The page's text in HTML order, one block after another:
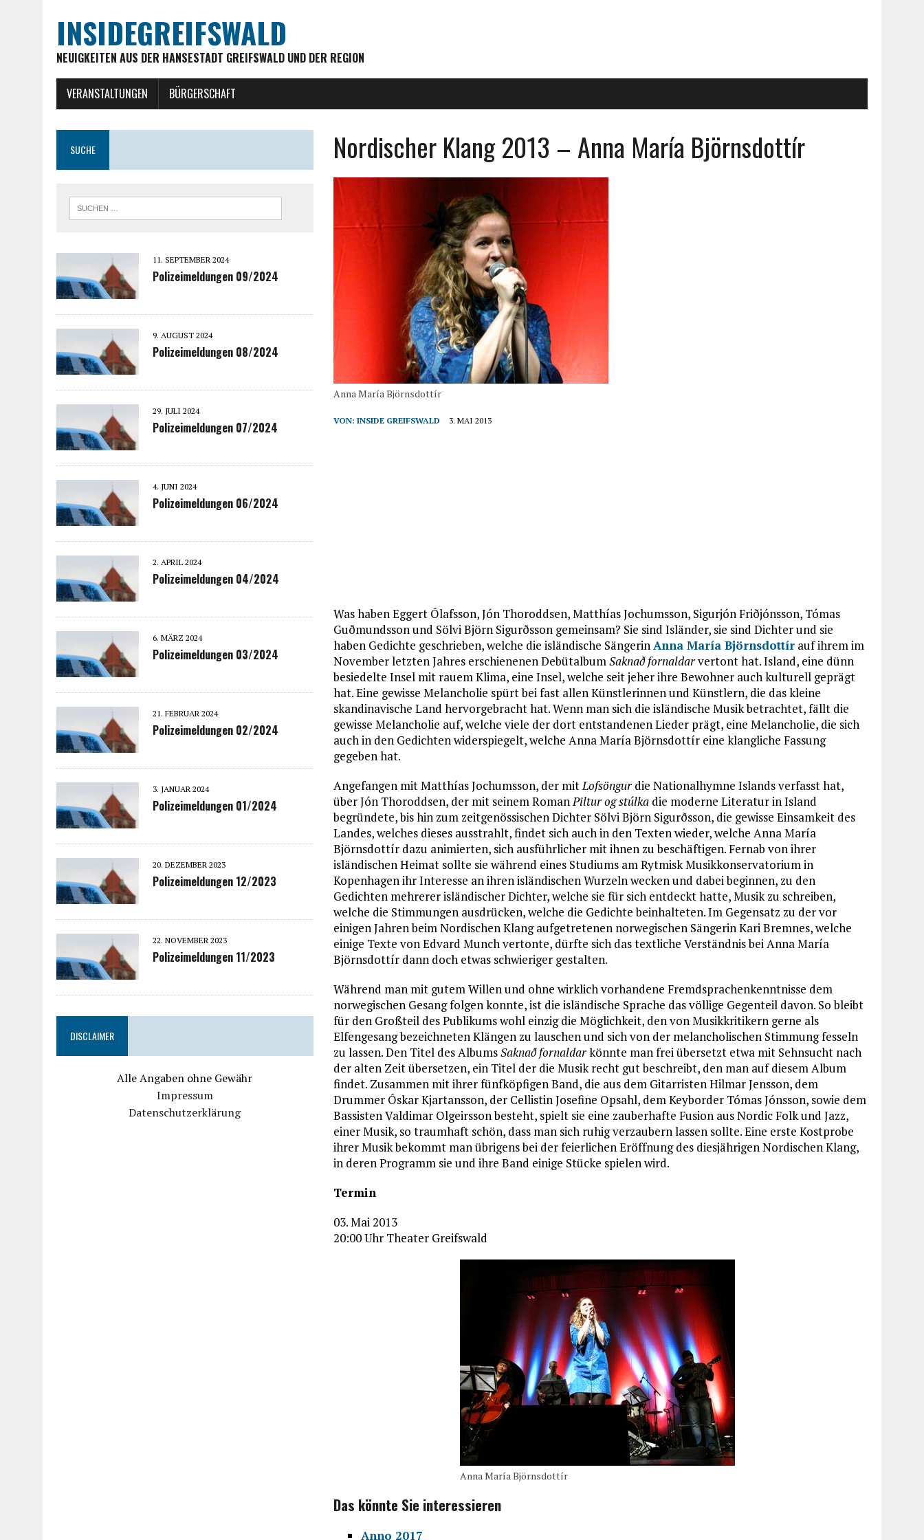
INSIDEGREIFSWALD
NEUIGKEITEN AUS DER HANSESTADT GREIFSWALD UND DER REGION
VERANSTALTUNGEN BÜRGERSCHAFT
Nordischer Klang 2013 – Anna María Björnsdottír
Anna María Björnsdottír
VON:INSIDE GREIFSWALD 3. MAI 2013
Was haben Eggert Ólafsson, Jón Thoroddsen, Matthías Jochumsson, Sigurjón Friðjónsson, Tómas
Guðmundsson und Sölvi Björn Sigurðsson gemeinsam? Sie sind Isländer, sie sind Dichter und sie
haben Gedichte geschrieben, welche die isländische SängerinAnna María Björnsdottír auf ihrem im
November letzten Jahres erschienenen DebütalbumSaknað fornaldarvertont hat. Island, eine dünn
besiedelte Insel mit rauem Klima, eine Insel, welche seit jeher ihre Bewohner auch kulturell geprägt
hat. Eine gewisse Melancholie spürt bei fast allen Künstlerinnen und Künstlern, die das kleine
skandinavische Land hervorgebracht hat. Wenn man sich die isländische Musik betrachtet, fällt die
gewisse Melancholie auf, welche viele der dort entstandenen Lieder prägt, eine Melancholie, die sich
auch in den Gedichten widerspiegelt, welche Anna María Björnsdottír eine klangliche Fassung
gegeben hat.
Angefangen mit Matthías Jochumsson, der mitLofsöngur die Nationalhymne Islands verfasst hat,
über Jón Thoroddsen, der mit seinem RomanPiltur og stúlka die moderne Literatur in Island
begründete, bis hin zum zeitgenössischen Dichter Sölvi Björn Sigurðsson, die gewisse Einsamkeit des
Landes, welches dieses ausstrahlt, findet sich auch in den Texten wieder, welche Anna María
Björnsdottír dazu animierten, sich ausführlicher mit ihnen zu beschäftigen. Fernab von ihrer
isländischen Heimat sollte sie während eines Studiums am Rytmisk Musikkonservatorium in
Kopenhagen ihr Interesse an ihren isländischen Wurzeln wecken und dabei beginnen, zu den
Gedichten mehrerer isländischer Dichter, welche sie für sich entdeckt hatte, Musik zu schreiben,
welche die Stimmungen ausdrücken, welche die Gedichte beinhalteten. Im Gegensatz zu der vor
einigen Jahren beim Nordischen Klang aufgetretenen norwegischen Sängerin Kari Bremnes, welche
einige Texte von Edvard Munch vertonte, dürfte sich das textliche Verständnis bei Anna María
Björnsdottír dann doch etwas schwieriger gestalten.
Während man mit gutem Willen und ohne wirklich vorhandene Fremdsprachenkenntnisse dem
norwegischen Gesang folgen konnte, ist die isländische Sprache das völlige Gegenteil davon. So bleibt
für den Großteil des Publikums wohl einzig die Möglichkeit, den von Musikkritikern gerne als
Elfengesang bezeichneten Klängen zu lauschen und sich von der melancholischen Stimmung fesseln
zu lassen. Den Titel des AlbumsSaknað fornaldarkönnte man frei übersetzt etwa mit Sehnsucht nach
der alten Zeit übersetzen, ein Titel der die Musik recht gut beschreibt, den man auf diesem Album
findet. Zusammen mit ihrer fünfköpfigen Band, die aus dem Gitarristen Hilmar Jensson, dem
Drummer Óskar Kjartansson, der Cellistin Josefine Opsahl, dem Keyborder Tómas Jónsson, sowie dem
Bassisten Valdimar Olgeirsson besteht, spielt sie eine zauberhafte Fusion aus Nordic Folk und Jazz,
einer Musik, so traumhaft schön, dass man sich ruhig verzaubern lassen sollte. Eine erste Kostprobe
ihrer Musik bekommt man übrigens bei der feierlichen Eröffnung des diesjährigen Nordischen Klang,
in deren Programm sie und ihre Band einige Stücke spielen wird.
Termin
03. Mai 2013
20:00 Uhr Theater Greifswald
Anna María Björnsdottír
Das könnte Sie interessieren
Anno 2017
SUCHE
11. SEPTEMBER 2024
Polizeimeldungen 09/2024
9. AUGUST 2024
Polizeimeldungen 08/2024
29. JULI 2024
Polizeimeldungen 07/2024
4. JUNI 2024
Polizeimeldungen 06/2024
2. APRIL 2024
Polizeimeldungen 04/2024
6. MÄRZ 2024
Polizeimeldungen 03/2024
21. FEBRUAR 2024
Polizeimeldungen 02/2024
3. JANUAR 2024
Polizeimeldungen 01/2024
20. DEZEMBER 2023
Polizeimeldungen 12/2023
22. NOVEMBER 2023
Polizeimeldungen 11/2023
DISCLAIMER
Alle Angaben ohne Gewähr
Impressum
Datenschutzerklärung